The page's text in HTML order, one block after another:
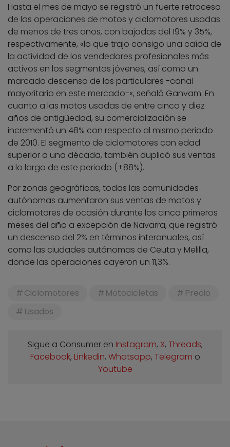
Hasta el mes de mayo se registró un fuerte retroceso
de las operaciones de motos y ciclomotores usadas
de menos de tres años, con bajadas del 19% y 35%,
respectivamente, «lo que trajo consigo una caída de
la actividad de los vendedores profesionales más
activos en los segmentos jóvenes, así como un
marcado descenso de los particulares -canal
mayoritario en este mercado-«, señaló Ganvam. En
cuanto a las motos usadas de entre cinco y diez
años de antigüedad, su comercialización se
incrementó un 48% con respecto al mismo periodo
de 2010. El segmento de ciclomotores con edad
superior a una década, también duplicó sus ventas
a lo largo de este periodo (+88%).
Por zonas geográficas, todas las comunidades
autónomas aumentaron sus ventas de motos y
ciclomotores de ocasión durante los cinco primeros
meses del año a excepción de Navarra, que registró
un descenso del 2% en términos interanuales, así
como las ciudades autónomas de Ceuta y Melilla,
donde las operaciones cayeron un 11,3%.
Ciclomotores Motocicletas
Precio
Usados
Sigue a Consumer en Instagram, X, Threads,
Facebook, Linkedin, Whatsapp, Telegram o
Youtube